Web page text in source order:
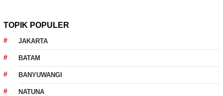
TOPIK POPULER
JAKARTA
BATAM
BANYUWANGI
NATUNA